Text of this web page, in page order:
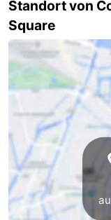
Őffentliche
Verkehr
Route
Hauptbahnhof
Schiphol
Eindhoven
Parken
Tipps
Standort von
Square